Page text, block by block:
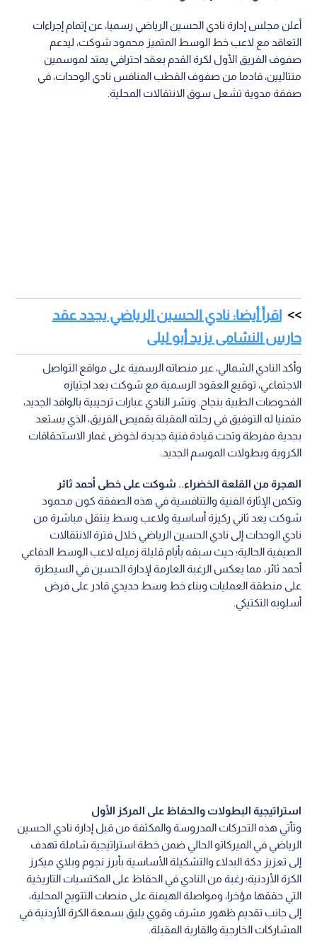
أعلن مجلس إدارة نادي الحسين الرياضي رسميا، عن إتمام إجراءات
التعاقد مع لاعب خط الوسط المتميز محمود شوكت، ليدعم
صفوف الفريق الأول لكرة القدم بعقد احترافي يمتد لموسمين
متتاليين، قادما من صفوف القطب المنافس نادي الوحدات، في
صفقة مدوية تشعل سوق الانتقالات المحلية.
اقرأ أيضا: نادي الحسين الرياضي يجدد عقد
حارس النشامى يزيد أبو ليلى
وأكد النادي الشمالي، عبر منصاته الرسمية على مواقع التواصل
الاجتماعي، توقيع العقود الرسمية مع شوكت بعد اجتيازه
الفحوصات الطبية بنجاح. ونشر النادي عبارات ترحيبية بالوافد الجديد،
متمنيا له التوفيق في رحلته المقبلة بقميص الفريق، الذي يستعد
بجدية مفرطة وتحت قيادة فنية جديدة لخوض غمار الاستحقاقات
الكروية وبطولات الموسم الجديد.
الهجرة من القلعة الخضراء.. شوكت على خطى أحمد ثائر
وتكمن الإثارة الفنية والتنافسية في هذه الصفقة كون محمود
شوكت يعد ثاني ركيزة أساسية ولاعب وسط ينتقل مباشرة من
نادي الوحدات إلى نادي الحسين الرياضي خلال فترة الانتقالات
الصيفية الحالية؛ حيث سبقه بأيام قليلة زميله لاعب الوسط الدفاعي
أحمد ثائر، مما يعكس الرغبة العارمة لإدارة الحسين في السيطرة
على منطقة العمليات وبناء خط وسط حديدي قادر على فرض
أسلوبه التكتيكي.
استراتيجية البطولات والحفاظ على المركز الأول
وتأتي هذه التحركات المدروسة والمكثفة من قبل إدارة نادي الحسين
الرياضي في الميركاتو الحالي ضمن خطة استراتيجية شاملة تهدف
إلى تعزيز دكة البدلاء والتشكيلة الأساسية بأبرز نجوم وبلاي ميكرز
الكرة الأردنية؛ رغبة من النادي في الحفاظ على المكتسبات التاريخية
التي حققها مؤخرا، ومواصلة الهيمنة على منصات التتويج المحلية،
إلى جانب تقديم ظهور مشرف وقوي يليق بسمعة الكرة الأردنية في
المشاركات الخارجية والقارية المقبلة.